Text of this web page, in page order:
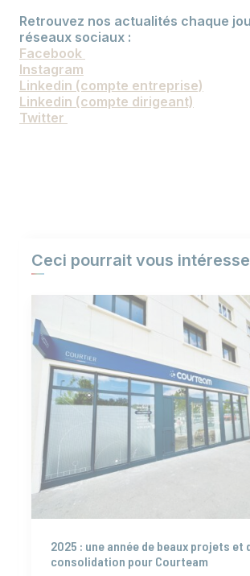
Retrouvez nos actualités chaque
réseaux sociaux :
Facebook
Instagram
Linkedin (compte entreprise)
Linkedin (compte dirigeant)
Twitter
Ceci pourrait vous
2025 : une année de beaux projets et
consolidation pour Courteam